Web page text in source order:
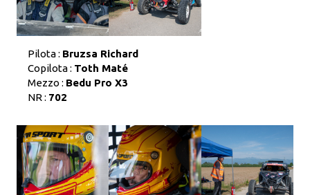
Pilota : Bruzsa Richard
Copilota : Toth Maté
Mezzo : Bedu Pro X3
NR : 702